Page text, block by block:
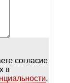
согласие
в
.